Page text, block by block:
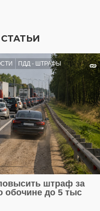
ПДД - ШТРАФЫ
штраф за
обочине до 5 тыс